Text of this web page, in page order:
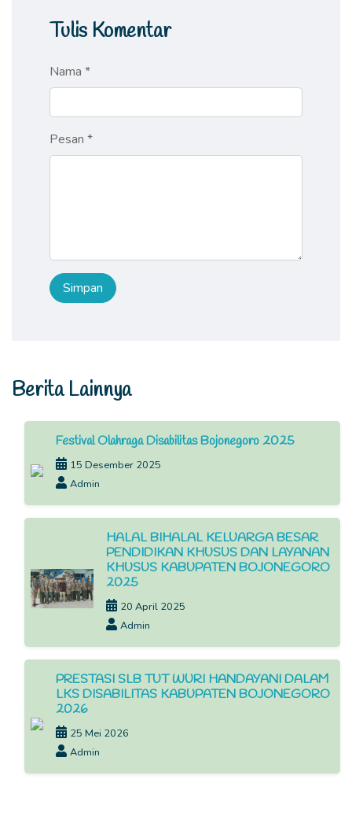
Tulis Komentar
Nama *
Pesan *
Berita Lainnya
Festival Olahraga Disabilitas Bojonegoro 2025
15 Desember 2025
Admin
HALAL BIHALAL KELUARGA BESAR
PENDIDIKAN KHUSUS DAN LAYANAN
KHUSUS KABUPATEN BOJONEGORO
2025
20 April 2025
Admin
PRESTASI SLB TUT WURI HANDAYANI DALAM
LKS DISABILITAS KABUPATEN BOJONEGORO
2026
25 Mei 2026
Admin